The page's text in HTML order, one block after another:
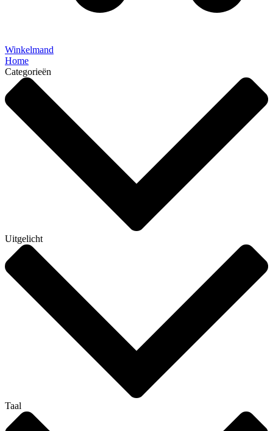
Winkelmand
Home
Categorieën
Uitgelicht
Taal